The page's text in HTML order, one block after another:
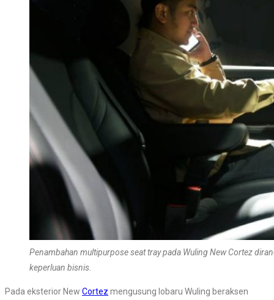
Penambahan multipurpose seat tray pada Wuling New Cortez
keperluan bisnis.
Pada eksterior New Cortez mengusung lobaru Wuling beraksen